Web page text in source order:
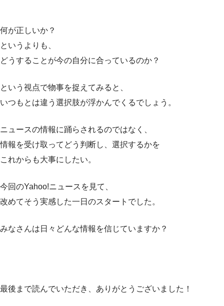
何が正しいか？
というよりも、
どうすることが今の自分に合っているのか？
という視点で物事を捉えてみると、
いつもとは違う選択肢が浮かんでくるでしょう。
ニュースの情報に踊らされるのではなく、
情報を受け取ってどう判断し、選択するかを
これからも大事にしたい。
今回のYahoo!ニュースを見て、
改めてそう実感した一日のスタートでした。
みなさんは日々どんな情報を信じていますか？
最後まで読んでいただき、ありがとうございました！